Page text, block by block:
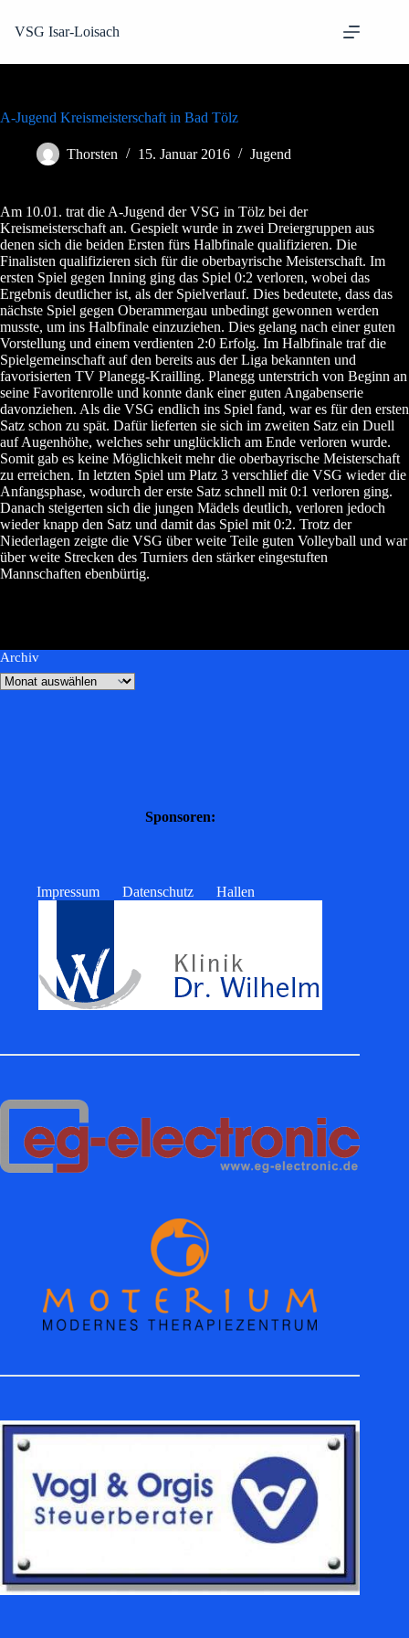
Inhalt
springen
VSG Isar-Loisach
A-Jugend Kreismeisterschaft in Bad Tölz
Thorsten 15. Januar 2016 Jugend
Am 10.01. trat die A-Jugend der VSG in Tölz bei der
Kreismeisterschaft an. Gespielt wurde in zwei Dreiergruppen aus
denen sich die beiden Ersten fürs Halbfinale qualifizieren. Die
Finalisten qualifizieren sich für die oberbayrische Meisterschaft. Im
ersten Spiel gegen Inning ging das Spiel 0:2 verloren, wobei das
Ergebnis deutlicher ist, als der Spielverlauf. Dies bedeutete, dass das
nächste Spiel gegen Oberammergau unbedingt gewonnen werden
musste, um ins Halbfinale einzuziehen. Dies gelang nach einer guten
Vorstellung und einem verdienten 2:0 Erfolg. Im Halbfinale traf die
Spielgemeinschaft auf den bereits aus der Liga bekannten und
favorisierten TV Planegg-Krailling. Planegg unterstrich von Beginn an
seine Favoritenrolle und konnte dank einer guten Angabenserie
davonziehen. Als die VSG endlich ins Spiel fand, war es für den ersten
Satz schon zu spät. Dafür lieferten sie sich im zweiten Satz ein Duell
auf Augenhöhe, welches sehr unglücklich am Ende verloren wurde.
Somit gab es keine Möglichkeit mehr die oberbayrische Meisterschaft
zu erreichen. In letzten Spiel um Platz 3 verschlief die VSG wieder die
Anfangsphase, wodurch der erste Satz schnell mit 0:1 verloren ging.
Danach steigerten sich die jungen Mädels deutlich, verloren jedoch
wieder knapp den Satz und damit das Spiel mit 0:2. Trotz der
Niederlagen zeigte die VSG über weite Teile guten Volleyball und war
über weite Strecken des Turniers den stärker eingestuften
Mannschaften ebenbürtig.
Archiv
Sponsoren:
Impressum Datenschutz Hallen